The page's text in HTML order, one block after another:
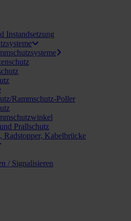
Instandsetzung
Rammschutz-Poller
Prallschutz
Radstopper, Kabelbrücke
/ Signalisieren